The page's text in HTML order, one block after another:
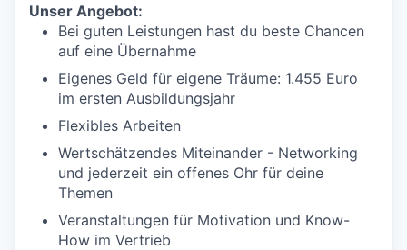
Unser Angebot:
Bei guten Leistungen hast du beste Chancen
auf eine Übernahme
Eigenes Geld für eigene Träume: 1.455 Euro
im ersten Ausbildungsjahr
Flexibles Arbeiten
Wertschätzendes Miteinander - Networking
und jederzeit ein offenes Ohr für deine
Themen
Veranstaltungen für Motivation und Know-
How im Vertrieb